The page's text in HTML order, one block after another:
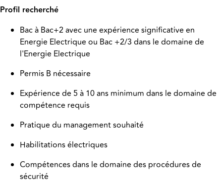
Profil recherché
Bac à Bac+2 avec une expérience significative en
Energie Electrique ou Bac +2/3 dans le domaine de
l'Energie Electrique
Permis B nécessaire
Expérience de 5 à 10 ans minimum dans le domaine de
compétence requis
Pratique du management souhaité
Habilitations électriques
Compétences dans le domaine des procédures de
sécurité